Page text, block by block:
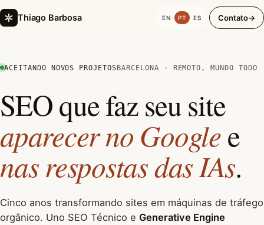
Thiago Barbosa EN PT ES Contato→
ACEITANDO NOVOS PROJETOSBARCELONA · REMOTO, MUNDO TODO
SEO que faz seu site
aparecer no Googlee
nas respostas das IAs.
Cinco anos transformando sites em máquinas de tráfego
orgânico. Uno SEO Técnico e Generative Engine